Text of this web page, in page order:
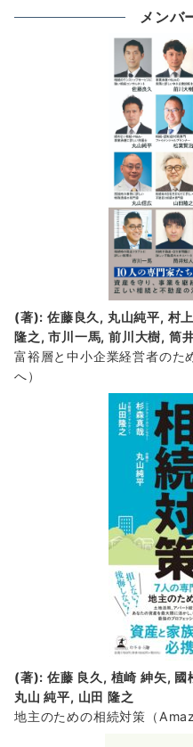
メンバ
(著): 佐藤良久, 丸山純平, 村
隆之, 市川一馬, 前川大樹, 筒
富裕層と中小企業経営者のた
へ）
(著): 佐藤 良久, 植崎 紳矢, 國
丸山 純平, 山田 隆之
地主のための相続対策 （